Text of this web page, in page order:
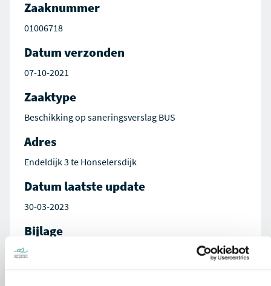
Zaaknummer
01006718
Datum verzonden
07-10-2021
Zaaktype
Beschikking op saneringsverslag BUS
Adres
Endeldijk 3 te Honselersdijk
Datum laatste update
30-03-2023
Bijlage
00015650.docx_AVG.pdf